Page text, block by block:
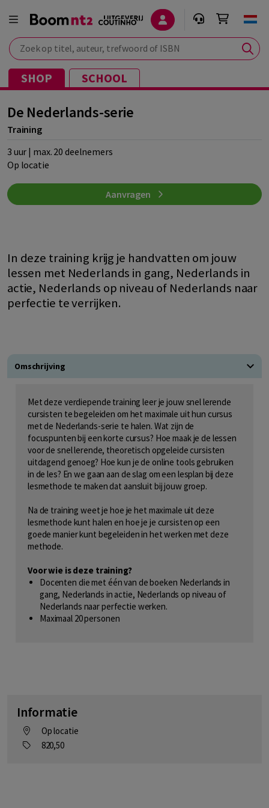
Zoek op titel, auteur, trefwoord of ISBN
SHOP SCHOOL
De Nederlands-serie
Training
3 uur | max. 20 deelnemers
Op locatie
Aanvragen
In deze training krijg je handvatten om jouw
lessen met Nederlands in gang, Nederlands in
actie, Nederlands op niveau of Nederlands naar
perfectie te verrijken.
Omschrijving
Met deze verdiepende training leer je jouw snel lerende
cursisten te begeleiden om het maximale uit hun cursus
met de Nederlands-serie te halen. Wat zijn de
focuspunten bij een korte cursus? Hoe maak je de lessen
voor de snel lerende, theoretisch opgeleide cursisten
uitdagend genoeg? Hoe kun je de online tools gebruiken
in de les? En we gaan aan de slag om een lesplan bij deze
lesmethode te maken dat aansluit bij jouw groep.
Na de training weet je hoe je het maximale uit deze
lesmethode kunt halen en hoe je je cursisten op een
goede manier kunt begeleiden in het werken met deze
methode.
Voor wie is deze training?
Docenten die met één van de boeken Nederlands in
gang, Nederlands in actie, Nederlands op niveau of
Nederlands naar perfectie werken.
Maximaal 20 personen
Informatie
Op locatie
820,50